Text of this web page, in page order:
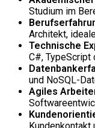
Studium im
Architekt,
Technische
C#, TypeScript
und NoSQL-
Agiles